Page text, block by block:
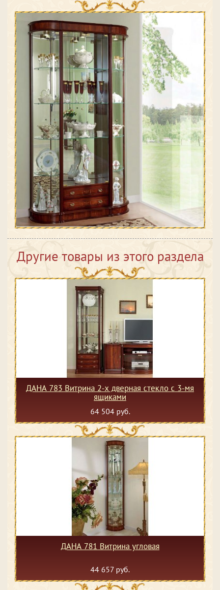
Другие товары из этого раздела
ДАНА 783 Витрина 2-х дверная стекло с 3-мя
ящиками
64 504 руб.
ДАНА 781 Витрина угловая
44 657 руб.